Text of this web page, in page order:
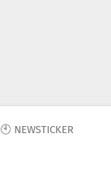
🕙 NEWSTICKER